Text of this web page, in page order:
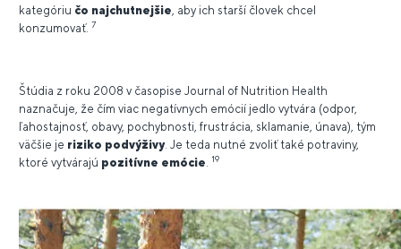
kategóriu čo najchutnejšie , aby ich starší človek chcel
konzumovať. 7
Štúdia z roku 2008 v časopise Journal of Nutrition Health
naznačuje, že čím viac negatívnych emócií jedlo vytvára (odpor,
ľahostajnosť, obavy, pochybnosti, frustrácia, sklamanie, únava), tým
väčšie je riziko podvýživy. Je teda nutné zvoliť také potraviny,
ktoré vytvárajú pozitívne emócie 19